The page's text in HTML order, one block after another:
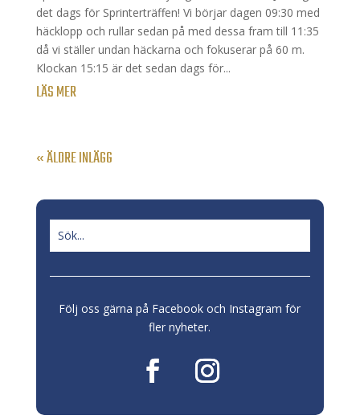
det dags för Sprinterträffen! Vi börjar dagen 09:30 med
häcklopp och rullar sedan på med dessa fram till 11:35
då vi ställer undan häckarna och fokuserar på 60 m.
Klockan 15:15 är det sedan dags för...
LÄS MER
« ÄLDRE INLÄGG
Följ oss gärna på Facebook och Instagram för
fler nyheter.